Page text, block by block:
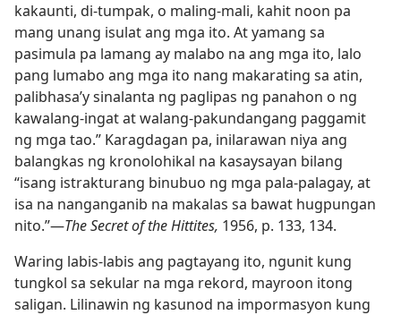
kakaunti, di-tumpak, o maling-mali, kahit noon pa
mang unang isulat ang mga ito. At yamang sa
pasimula pa lamang ay malabo na ang mga ito, lalo
pang lumabo ang mga ito nang makarating sa atin,
palibhasa’y sinalanta ng paglipas ng panahon o ng
kawalang-ingat at walang-pakundangang paggamit
ng mga tao.” Karagdagan pa, inilarawan niya ang
balangkas ng kronolohikal na kasaysayan bilang
“isang istrakturang binubuo ng mga pala-palagay, at
isa na nanganganib na makalas sa bawat hugpungan
nito.”​—The Secret of the Hittites, 1956, p. 133, 134.
Waring labis-labis ang pagtayang ito, ngunit kung
tungkol sa sekular na mga rekord, mayroon itong
saligan. Lilinawin ng kasunod na impormasyon kung